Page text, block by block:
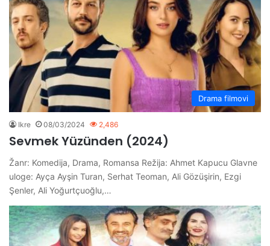
Drama filmovi
Ikre 08/03/2024 2,486
Sevmek Yüzünden (2024)
Žanr: Komedija, Drama, Romansa Režija: Ahmet Kapucu Glavne
uloge: Ayça Ayşin Turan, Serhat Teoman, Ali Gözüşirin, Ezgi
Şenler, Ali Yoğurtçuoğlu,…